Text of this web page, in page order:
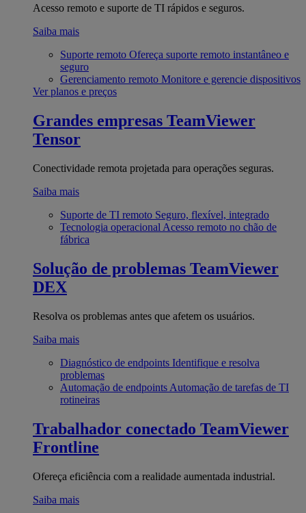
Acesso remoto e suporte de TI rápidos e seguros.
Saiba mais
Suporte remoto Ofereça suporte remoto instantâneo e
seguro
Gerenciamento remoto Monitore e gerencie dispositivos
Ver planos e preços
Grandes empresas TeamViewer
Tensor
Conectividade remota projetada para operações seguras.
Saiba mais
Suporte de TI remoto Seguro, flexível, integrado
Tecnologia operacional Acesso remoto no chão de
fábrica
Solução de problemas TeamViewer
DEX
Resolva os problemas antes que afetem os usuários.
Saiba mais
Diagnóstico de endpoints Identifique e resolva
problemas
Automação de endpoints Automação de tarefas de TI
rotineiras
Trabalhador conectado TeamViewer
Frontline
Ofereça eficiência com a realidade aumentada industrial.
Saiba mais